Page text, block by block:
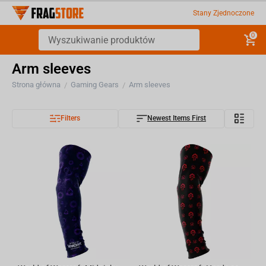
Stany Zjednoczone
0
Arm sleeves
Strona główna / Gaming Gears / Arm sleeves
Filters Newest Items First